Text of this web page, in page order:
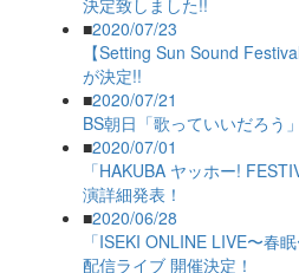
決定致しました!!
■2020/07/23
【Setting Sun Sound
が決定!!
■2020/07/21
BS朝日「歌っていいだろう
■2020/07/01
「HAKUBA ヤッホー!
演詳細発表！
■2020/06/28
「ISEKI ONLINE LIVE〜春
配信ライブ 開催決定！